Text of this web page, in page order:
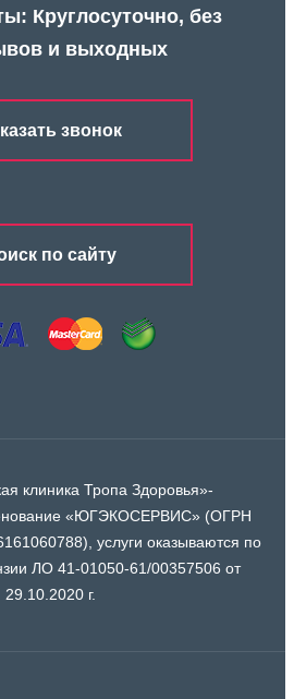
Круглосуточно, без
и выходных
звонок
по сайту
клиника Тропа Здоровья»-
«ЮГЭКОСЕРВИС» (ОГРН
услуги оказываются по
ЛО 41-01050-61/00357506 от
29.10.2020 г.